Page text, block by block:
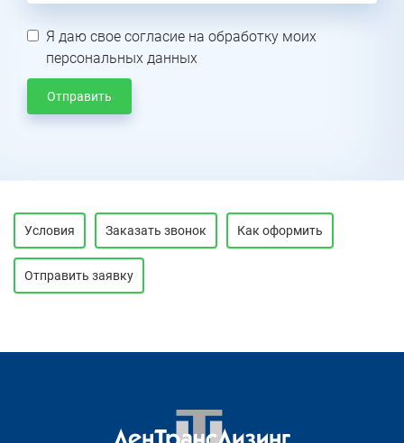
Я даю свое согласие на обработку моих
персональных данных
Отправить
Условия Заказать звонок Как оформить
Отправить заявку